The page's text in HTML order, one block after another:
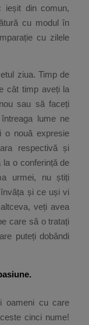
ieșit din comun,
cu modul în
cu zilele
ziua. Timp de
cât timp aveți la
sau să faceți
lume ne
o nouă expresie
respectivă și
o conferință de
urmei, nu știți
și ce uși vi
veți avea
care să o tratați
puteți dobândi
oameni cu care
cinci nume!